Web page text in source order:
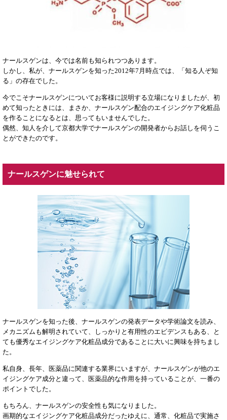
ナールスゲンは、今では名前も知られつつあります。
しかし、私が、ナールスゲンを知った2012年7月時点では、「知る人ぞ知
る」の存在でした。
今でこそナールスゲンについてお客様に説明する立場になりましたが、初
めて知ったときには、まさか、ナールスゲン配合のエイジングケア化粧品
を作ることになるとは、思ってもいませんでした。
偶然、知人を介して京都大学でナールスゲンの開発者からお話しを伺うこ
とができたのです。
ナールスゲンに魅せられて
ナールスゲンを知った後、ナールスゲンの発表データや学術論文を読み、
メカニズムも解明されていて、しっかりと有用性のエビデンスもある、と
ても優秀なエイジングケア化粧品成分であることに大いに興味を持ちまし
た。
私自身、長年、医薬品に関連する業界にいますが、ナールスゲンが他のエ
イジングケア成分と違って、医薬品的な作用を持っていることが、一番の
ポイントでした。
もちろん、ナールスゲンの安全性も気になりました。
画期的なエイジングケア化粧品成分だったゆえに、通常、化粧品で実施さ